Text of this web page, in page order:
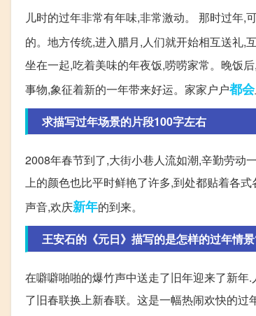
儿时的过年非常有年味,非常激动。 那时过年,
的。地方传统,进入腊月,人们就开始相互送礼,互
坐在一起,吃着美味的年夜饭,唠唠家常。晚饭
事物,象征着新的一年带来好运。家家户户都会
求描写过年场景的片段100字左右
2008年春节到了,大街小巷人流如潮,辛勤劳动
上的颜色也比平时鲜艳了许多,到处都贴着各
声音,欢庆新年的到来。
王安石的《元日》描写的是怎样的过年情
在噼噼啪啪的爆竹声中送走了旧年迎来了新
了旧春联换上新春联。这是一幅热闹欢快的过